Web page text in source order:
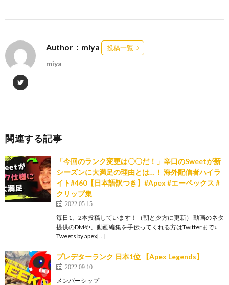
Author：miya 投稿一覧
miya
関連する記事
「今回のランク変更は〇〇だ！」辛口のSweetが新
シーズンに大満足の理由とは…！ 海外配信者ハイラ
イト#460【日本語訳つき】#Apex #エーペックス #
クリップ集
2022.05.15
毎日1、2本投稿しています！（朝と夕方に更新） 動画のネタ
提供のDMや、動画編集を手伝ってくれる方はTwitterまで↓
Tweets by apex[…]
プレデターランク 日本1位 【Apex Legends】
2022.09.10
メンバーシップ